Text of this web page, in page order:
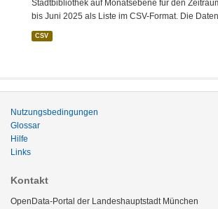
Stadtbibliothek auf Monatsebene für den
bis Juni 2025 als Liste im CSV-Format. Die
CSV
Nutzungsbedingungen
Glossar
Hilfe
Links
Kontakt
OpenData-Portal der Landeshauptstadt München